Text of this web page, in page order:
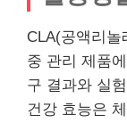
CLA(공액리
중 관리 제품
구 결과와 실
건강 효능은